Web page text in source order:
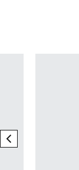
previous element